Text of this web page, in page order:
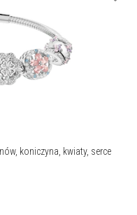
koniczyna, kwiaty, serce